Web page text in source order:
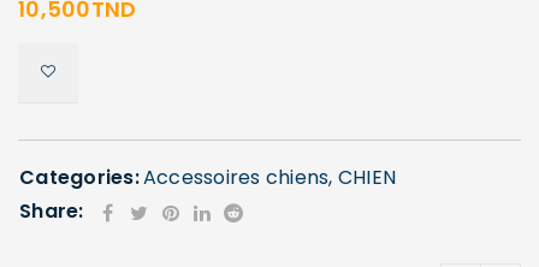
10,500TND
Categories:Accessoires chiens, CHIEN
Share: